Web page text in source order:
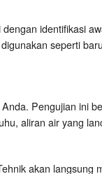
identifikasi
seperti
Pengujian ini
aliran air yang
akan